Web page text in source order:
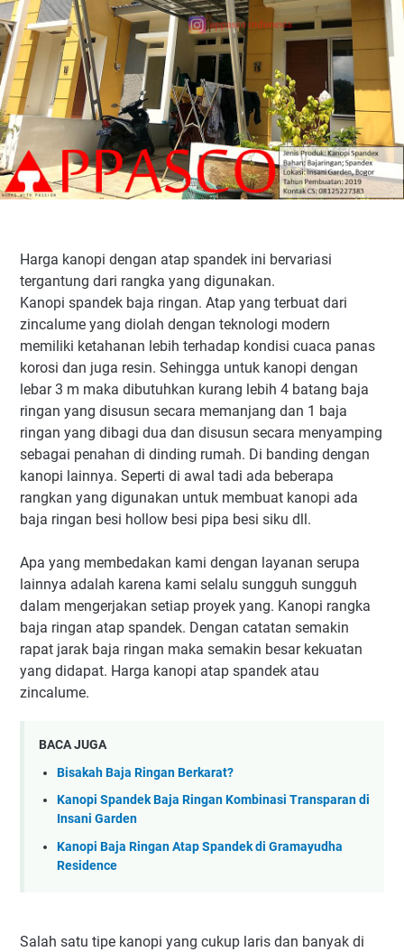
Harga kanopi dengan atap spandek ini bervariasi
tergantung dari rangka yang digunakan.
Kanopi spandek baja ringan. Atap yang terbuat dari
zincalume yang diolah dengan teknologi modern
memiliki ketahanan lebih terhadap kondisi cuaca panas
korosi dan juga resin. Sehingga untuk kanopi dengan
lebar 3 m maka dibutuhkan kurang lebih 4 batang baja
ringan yang disusun secara memanjang dan 1 baja
ringan yang dibagi dua dan disusun secara menyamping
sebagai penahan di dinding rumah. Di banding dengan
kanopi lainnya. Seperti di awal tadi ada beberapa
rangkan yang digunakan untuk membuat kanopi ada
baja ringan besi hollow besi pipa besi siku dll.
Apa yang membedakan kami dengan layanan serupa
lainnya adalah karena kami selalu sungguh sungguh
dalam mengerjakan setiap proyek yang. Kanopi rangka
baja ringan atap spandek. Dengan catatan semakin
rapat jarak baja ringan maka semakin besar kekuatan
yang didapat. Harga kanopi atap spandek atau
zincalume.
BACA JUGA
Bisakah Baja Ringan Berkarat?
Kanopi Spandek Baja Ringan Kombinasi Transparan di
Insani Garden
Kanopi Baja Ringan Atap Spandek di Gramayudha
Residence
Salah satu tipe kanopi yang cukup laris dan banyak di